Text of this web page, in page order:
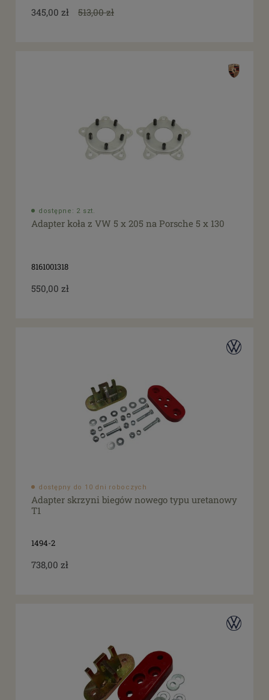
345,00 zł 513,00 zł
dostępne: 2 szt.
Adapter koła z VW 5 x 205 na Porsche 5 x 130
8161001318
550,00 zł
dostępny do 10 dni roboczych
Adapter skrzyni biegów nowego typu uretanowy
T1
1494-2
738,00 zł